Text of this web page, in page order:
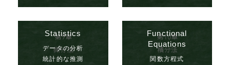
Statistics
データの分析
統計的な推測
Functional
Equations
関数方程式